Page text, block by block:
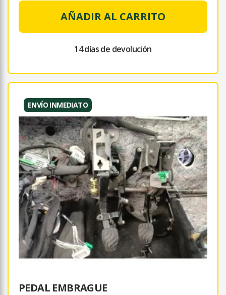
AÑADIR AL CARRITO
14 días de devolución
ENVÍO INMEDIATO
PEDAL EMBRAGUE